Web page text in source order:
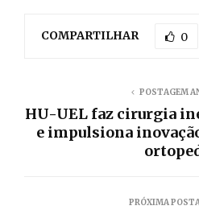
COMPARTILHAR 0
POSTAGEM
HU-UEL faz cirurgia
e impulsiona
PRÓXIMA